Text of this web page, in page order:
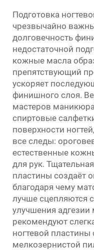
Подготовка
чрезвычайно
долговечность
недостаточной
кожные масла
препятствующий
ускоряет
финишного слоя.
мастеров
спиртовые
поверхности
все следы:
естественные
для рук.
пластины создаёт
благодаря чему
лучше сцепляются
улучшения
рекомендуют
ногтевой
мелкозернистой